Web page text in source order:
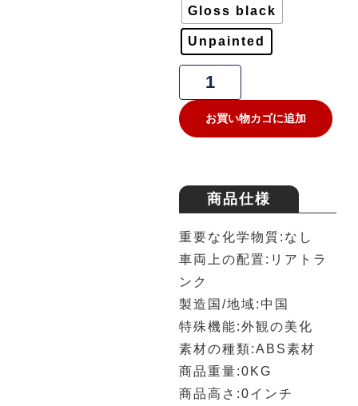
Gloss black
Unpainted
お買い物カゴに追加
商品仕様
重要な化学物質:なし
車両上の配置:リアトラ
ンク
製造国/地域:中国
特殊機能:外観の美化
素材の種類:ABS素材
商品重量:0KG
商品高さ:0インチ